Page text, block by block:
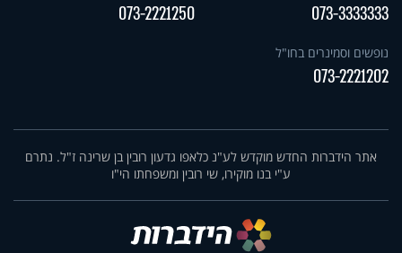
073-3333333
073-2221250
נופשים וסמינרים בחו"ל
073-2221202
אתר הידברות החדש מוקדש לע"נ כלאפו גדעון רובין בן שרינה ז"ל. נתרם
ע"י בנו מוקירו, שי רובין ומשפחתו הי"ו